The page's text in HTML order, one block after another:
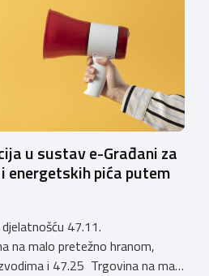
ne mogu podnositi novi
rješenja, dok već izdana
u sustav e-Građani za
energetskih pića putem
47.11.
na malo pretežno hranom,
i 47.25 Trgovina na malo